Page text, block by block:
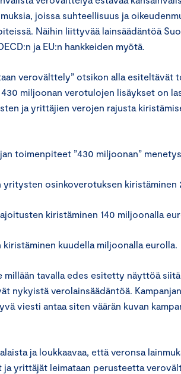
joissa suhteellisuus ja
Näihin liittyvää lainsäädäntöä
ja EU:n hankkeiden myötä.
verovälttely” otsikon alla esiteltävät
miljoonan verotulojen lisäykset on
ja yrittäjien verojen rajusta
toimenpiteet ”430 miljoonan”
yritysten osinkoverotuksen kiristäminen
kiristäminen 140 miljoonalla
kuudella miljoonalla eurolla.
millään tavalla edes esitetty näyttöä
nykyistä verolainsäädäntöä.
viesti antaa siten väärän kuvan
ja loukkaavaa, että veronsa
ja yrittäjät leimataan perusteetta